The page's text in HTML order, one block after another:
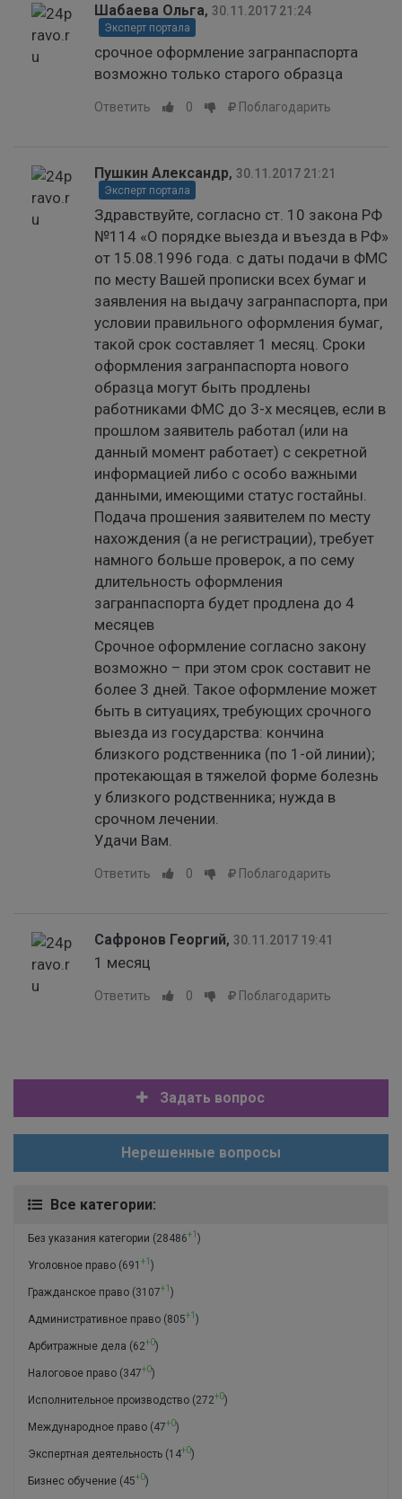
Шабаева Ольга, 30.11.2017 21:24
Эксперт портала
срочное оформление загранпаспорта
возможно только старого образца
Ответить 0 Поблагодарить
Пушкин Александр, 30.11.2017 21:21
Эксперт портала
Здравствуйте, согласно ст. 10 закона РФ
№114 «О порядке выезда и въезда в РФ»
от 15.08.1996 года. с даты подачи в ФМС
по месту Вашей прописки всех бумаг и
заявления на выдачу загранпаспорта, при
условии правильного оформления бумаг,
такой срок составляет 1 месяц. Сроки
оформления загранпаспорта нового
образца могут быть продлены
работниками ФМС до 3-х месяцев, если в
прошлом заявитель работал (или на
данный момент работает) с секретной
информацией либо с особо важными
данными, имеющими статус гостайны.
Подача прошения заявителем по месту
нахождения (а не регистрации), требует
намного больше проверок, а по сему
длительность оформления
загранпаспорта будет продлена до 4
месяцев
Срочное оформление согласно закону
возможно – при этом срок составит не
более 3 дней. Такое оформление может
быть в ситуациях, требующих срочного
выезда из государства: кончина
близкого родственника (по 1-ой линии);
протекающая в тяжелой форме болезнь
у близкого родственника; нужда в
срочном лечении.
Удачи Вам.
Ответить 0 Поблагодарить
Сафронов Георгий, 30.11.2017 19:41
1 месяц
Ответить 0 Поблагодарить
Задать вопрос
Нерешенные вопросы
Все категории:
Без указания категории (28486+1 )
Уголовное право (691 +1 )
Гражданское право (3107+1 )
Административное право (805+1 )
Арбитражные дела (62+0)
Налоговое право (347+0)
Исполнительное производство (272+0)
Международное право (47+0)
Экспертная деятельность (14+0)
Бизнес обучение (45+0)